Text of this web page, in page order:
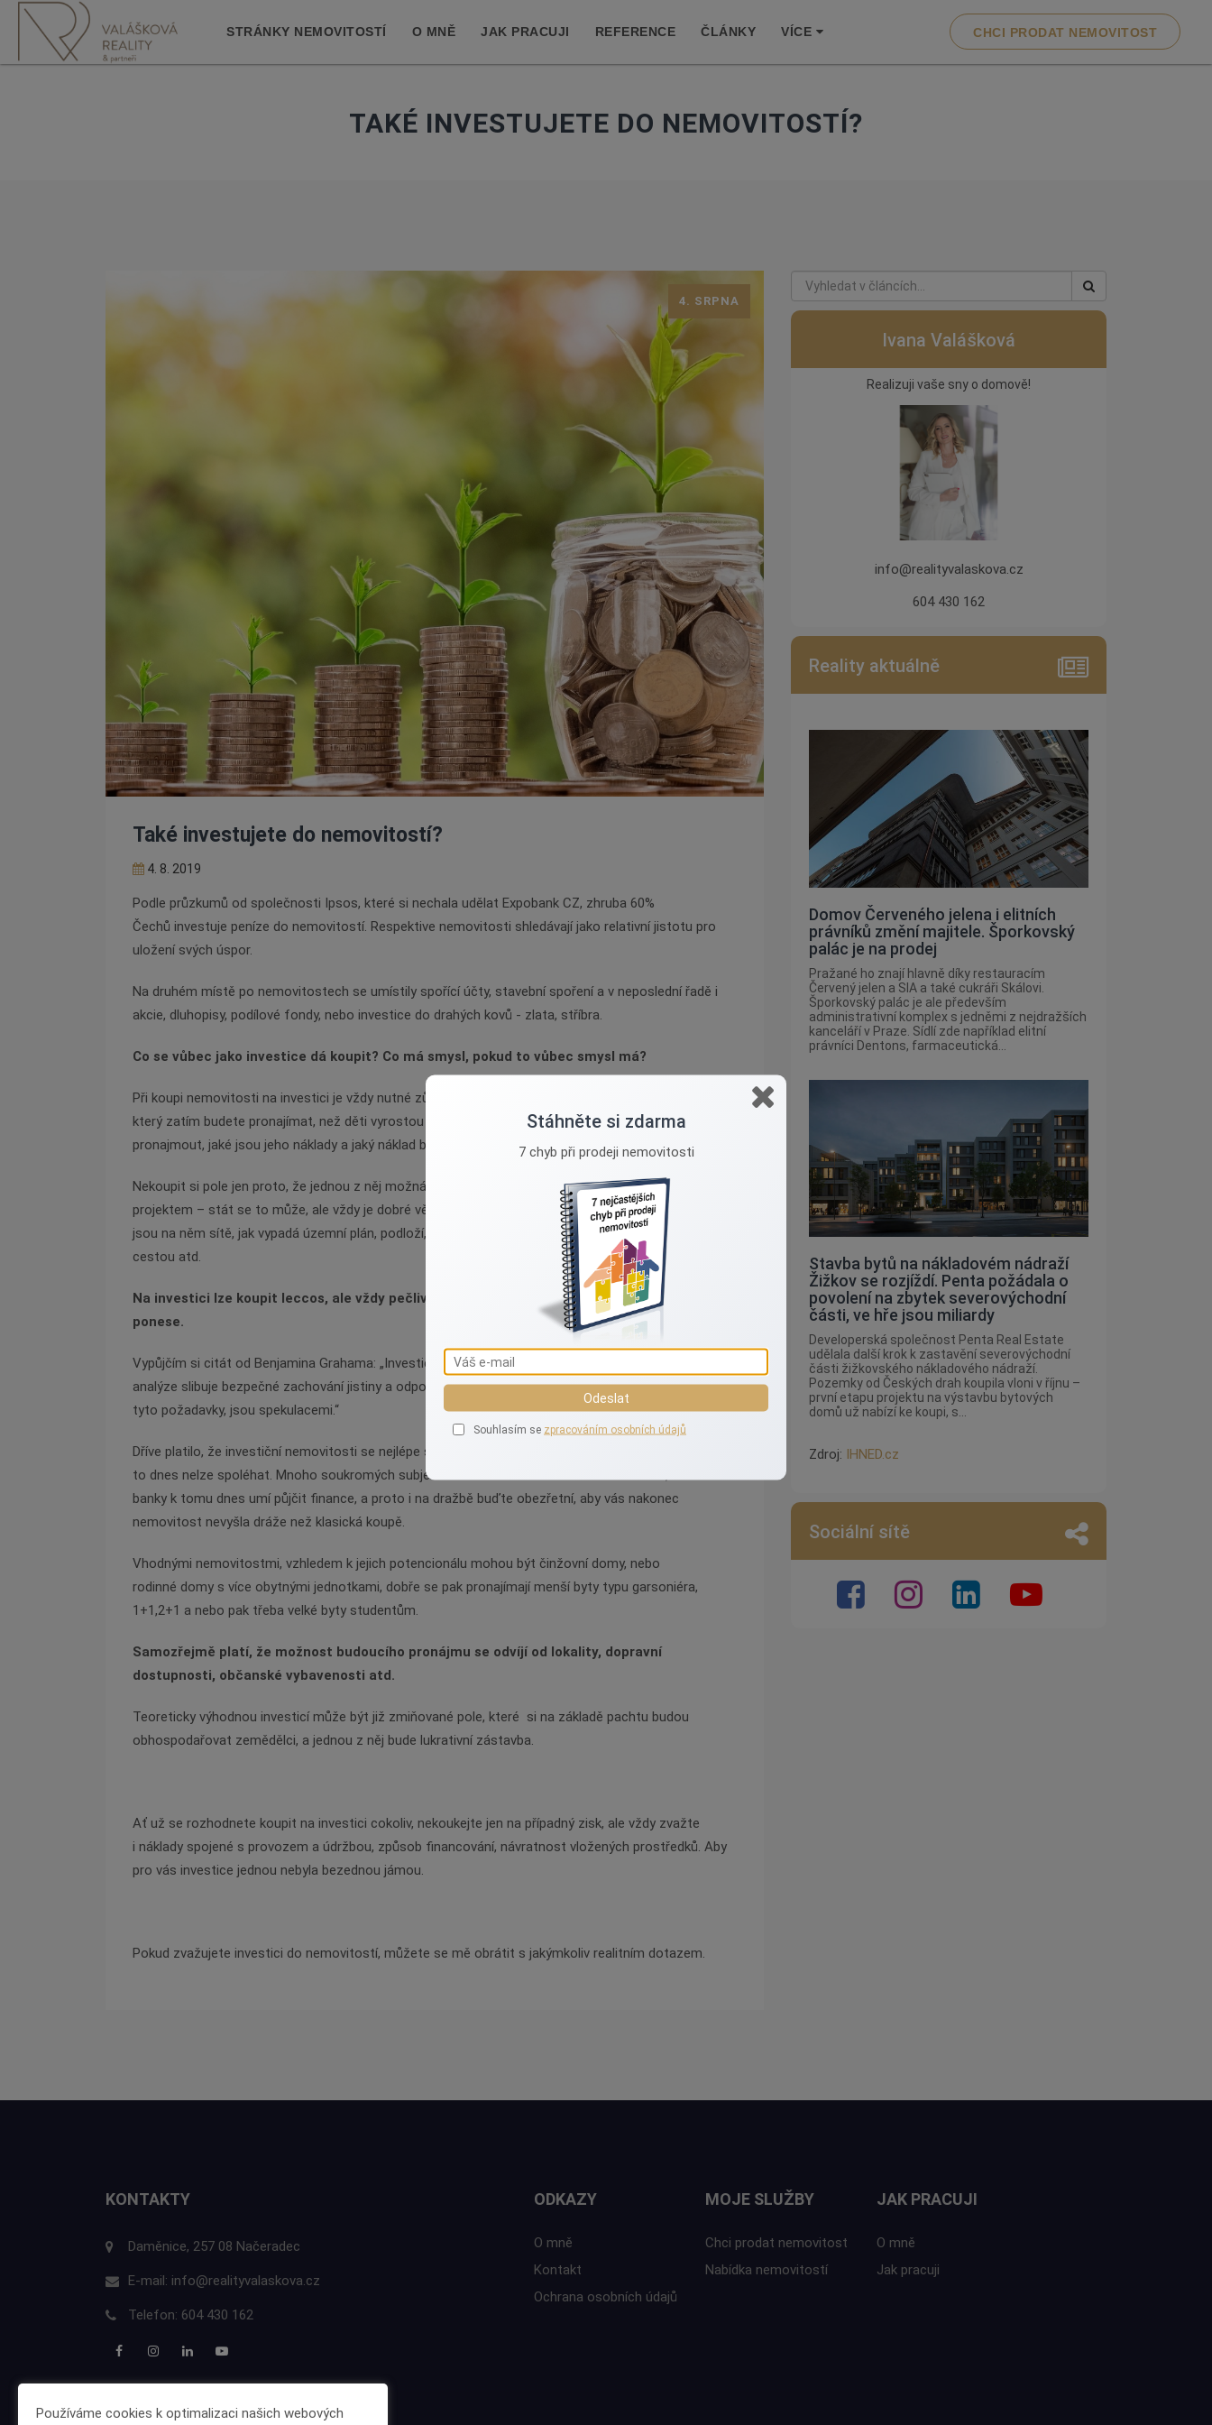
STRÁNKY NEMOVITOSTÍ O MNĚ JAK PRACUJI REFERENCE ČLÁNKY VÍCE CHCI PRODAT NEMOVITOST
TAKÉ INVESTUJETE DO NEMOVITOSTÍ?
Také investujete do nemovitostí?
4. 8. 2019
4. SRPNA
Podle průzkumů od společnosti Ipsos, které si nechala udělat Expobank CZ, zhruba 60%
Čechů investuje peníze do nemovitostí. Respektive nemovitosti shledávají jako relativní jistotu pro
uložení svých úspor.
Na druhém místě po nemovitostech se umístily spořící účty, stavební spoření a v neposlední řadě i
akcie, dluhopisy, podílové fondy, nebo investice do drahých kovů - zlata, stříbra.
Co se vůbec jako investice dá koupit? Co má smysl, pokud to vůbec smysl má?
Při koupi nemovitosti na investici je vždy nutné zůstat v realitě. Nekoupit si na hypotéku byt,
který zatím budete pronajímat, než děti vyrostou a nespočítat si přitom, za kolik je reálné byt
pronajmout, jaké jsou jeho náklady a jaký náklad budete mít na hypotéku.
Nekoupit si pole jen proto, že jednou z něj možná
budou stavební pozemky s developerským
projektem – stát se to může, ale vždy je dobré vědět, co
se v budoucnosti s polem bude dít, jaké
jsou na něm sítě, jak vypadá územní plán, podloží, jak je to se záplavovým územím, příjezdovou
cestou atd.
Na investici lze koupit leccos, ale vždy pečlivě zvažte, jaké náklady vlastnictví nemovitosti
ponese.
Vypůjčím si citát od Benjamina Grahama: „Investiční operace je taková operace, která po důkladné
analýze slibuje bezpečné zachování jistiny a odpovídající výnos. Operace, které nesplňují
tyto požadavky, jsou spekulacemi.“
Dříve platilo, že investiční nemovitosti se nejlépe seženou na dražbách. Za levno. Avšak ani na
to dnes nelze spoléhat. Mnoho soukromých subjektů se naučilo na dražbách obchodovat, i
banky k tomu dnes umí půjčit finance, a proto i na dražbě buďte obezřetní, aby vás nakonec
nemovitost nevyšla dráže než klasická koupě.
Vhodnými nemovitostmi, vzhledem k jejich potencionálu mohou být činžovní domy, nebo
rodinné domy s více obytnými jednotkami, dobře se pak pronajímají menší byty typu garsoniéra,
1+1,2+1 a nebo pak třeba velké byty studentům.
Samozřejmě platí, že možnost budoucího pronájmu se odvíjí od lokality, dopravní
dostupnosti, občanské vybavenosti atd.
Teoreticky výhodnou investicí může být již zmiňované pole, které si na základě pachtu budou
obhospodařovat zemědělci, a jednou z něj bude lukrativní zástavba.
Ať už se rozhodnete koupit na investici cokoliv, nekoukejte jen na případný zisk, ale vždy zvažte
i náklady spojené s provozem a údržbou, způsob financování, návratnost vložených prostředků. Aby
pro vás investice jednou nebyla bezednou jámou.
Pokud zvažujete investici do nemovitostí, můžete se mě obrátit s jakýmkoliv realitním dotazem.
Ivana Valášková
Realizuji vaše sny o domově!
info@realityvalaskova.cz
604 430 162
Reality aktuálně
Domov Červeného jelena i elitních
právníků změní majitele. Šporkovský
palác je na prodej
Pražané ho znají hlavně díky restauracím
Červený jelen a SIA a také cukráři Skálovi.
Šporkovský palác je ale především
administrativní komplex s jedněmi z nejdražších
kanceláří v Praze. Sídlí zde například elitní
právníci Dentons, farmaceutická...
Stavba bytů na nákladovém nádraží
Žižkov se rozjíždí. Penta požádala o
povolení na zbytek severovýchodní
části, ve hře jsou miliardy
Developerská společnost Penta Real Estate
udělala další krok k zastavění severovýchodní
části žižkovského nákladového nádraží.
Pozemky od Českých drah koupila vloni v říjnu –
první etapu projektu na výstavbu bytových
domů už nabízí ke koupi, s...
Zdroj: IHNED.cz
Sociální sítě
KONTAKTY
Daměnice, 257 08 Načeradec
E-mail: info@realityvalaskova.cz
Telefon: 604 430 162
ODKAZY
O mně
Kontakt
Ochrana osobních údajů
MOJE SLUŽBY
Chci prodat nemovitost
Nabídka nemovitostí
JAK PRACUJI
O mně
Jak pracuji
Používáme cookies k optimalizaci našich webových
Stáhněte si zdarma
7 chyb při prodeji nemovitosti
Odeslat
Souhlasím se zpracováním osobních údajů